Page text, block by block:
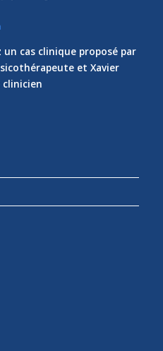
un cas clinique proposé par
et Xavier
clinicien